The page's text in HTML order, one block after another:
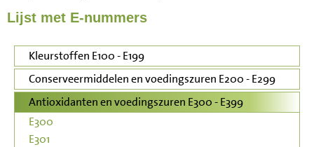
Lijst met E-nummers
Kleurstoffen E100 - E199
Conserveermiddelen en voedingszuren E200 - E299
Antioxidanten en voedingszuren E300 - E399
E300
E301